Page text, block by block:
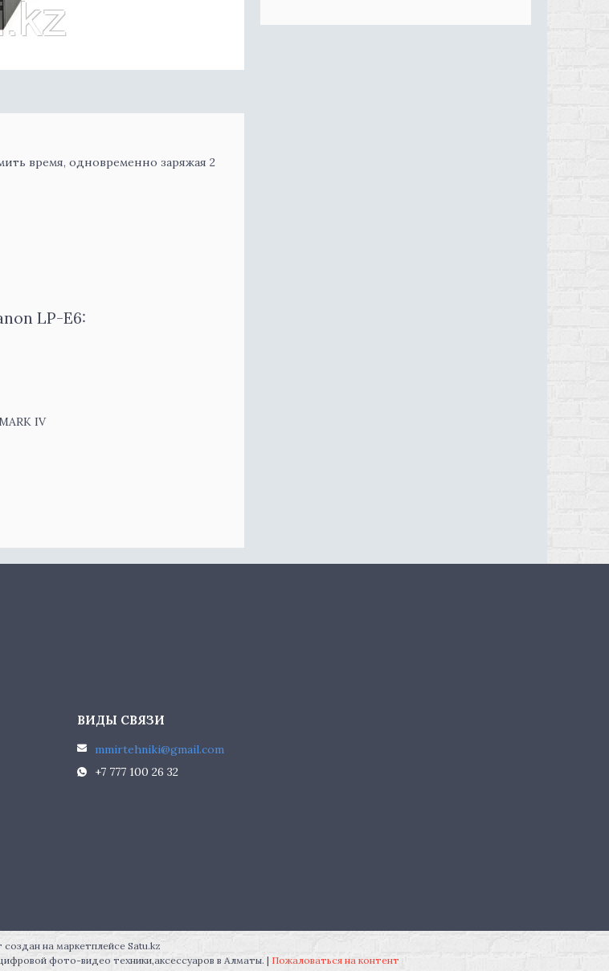
время, одновременно заряжая 2
LP-E6:
IV
mmirtehniki@gmail.com
+7 777 100 26 32
создан на маркетплейсе Satu.kz
Интернет магазин "Мир-Техники".Интернет магазин цифровой фото-видео техники,аксессуаров в Алматы. | Пожаловаться на контент